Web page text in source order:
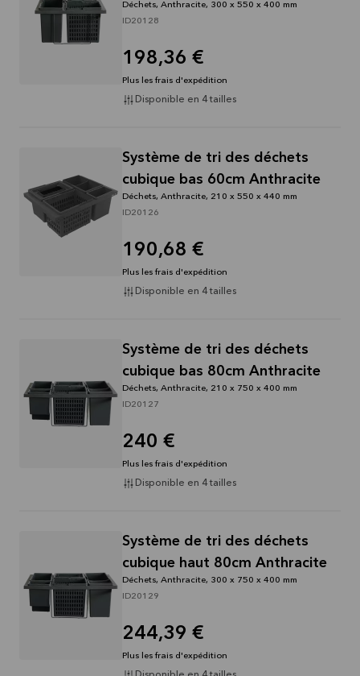
Déchets, Anthracite, 300 x 550 x 400 mm
ID20128
198,36 €
Plus les frais d'expédition
Disponible en 4 tailles
Système de tri des déchets
cubique bas 60cm Anthracite
Déchets, Anthracite, 210 x 550 x 440 mm
ID20126
190,68 €
Plus les frais d'expédition
Disponible en 4 tailles
Système de tri des déchets
cubique bas 80cm Anthracite
Déchets, Anthracite, 210 x 750 x 400 mm
ID20127
240 €
Plus les frais d'expédition
Disponible en 4 tailles
Système de tri des déchets
cubique haut 80cm Anthracite
Déchets, Anthracite, 300 x 750 x 400 mm
ID20129
244,39 €
Plus les frais d'expédition